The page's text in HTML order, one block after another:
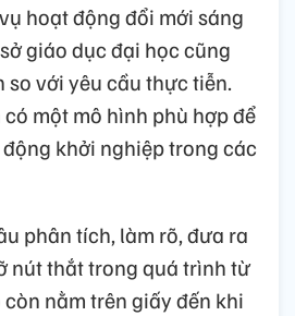
hoạt động đổi mới sáng
giáo dục đại học cũng
với yêu cầu thực tiễn.
một mô hình phù hợp để
khởi nghiệp trong các
phân tích, làm rõ, đưa ra
nút thắt trong quá trình từ
nằm trên giấy đến khi